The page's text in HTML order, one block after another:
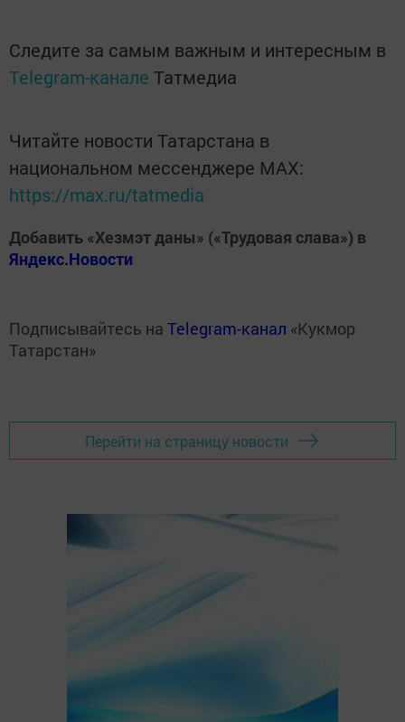
Следите за самым важным и интересным в
Telegram-канале Татмедиа
Читайте новости Татарстана в
национальном мессенджере MАХ:
https://max.ru/tatmedia
Добавить «Хезмэт даны» («Трудовая слава») в
Яндекс.Новости
Подписывайтесь на Telegram-канал «Кукмор
Татарстан»
Перейти на страницу новости